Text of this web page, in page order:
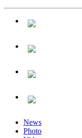
News
Photo